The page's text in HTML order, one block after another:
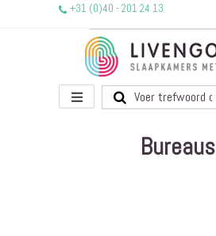
+31 (0)40 - 201 24 13
Toggle
Bureaus